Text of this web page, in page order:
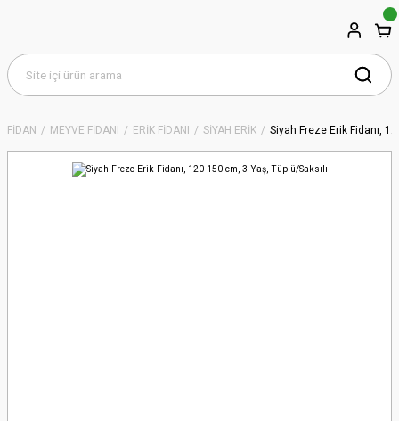
FİDAN MEYVE FİDANI ERİK FİDANI SİYAH ERİK Siyah Freze Erik Fidanı,